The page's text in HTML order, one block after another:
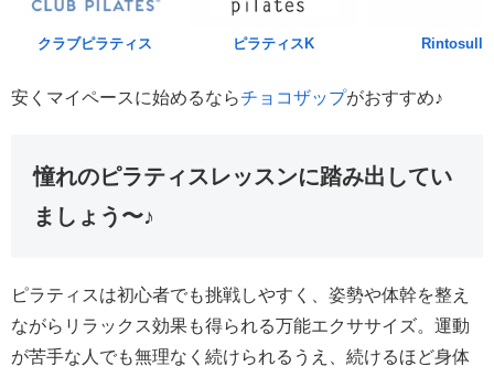
クラブピラティス ピラティスK Rintosull
安くマイペースに始めるならチョコザップがおすすめ♪
憧れのピラティスレッスンに踏み出してい
ましょう〜♪
ピラティスは初心者でも挑戦しやすく、姿勢や体幹を整え
ながらリラックス効果も得られる万能エクササイズ。運動
が苦手な人でも無理なく続けられるうえ、続けるほど身体